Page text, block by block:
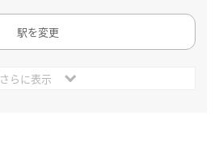
駅を変更
さらに表示